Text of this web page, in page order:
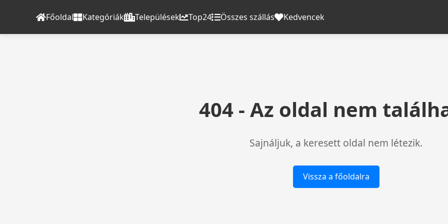
Főoldal Kategóriák Települések Top24 Összes szállás Kedvencek
404 - Az oldal nem
Sajnáljuk, a keresett oldal nem létezik.
Vissza a főoldalra